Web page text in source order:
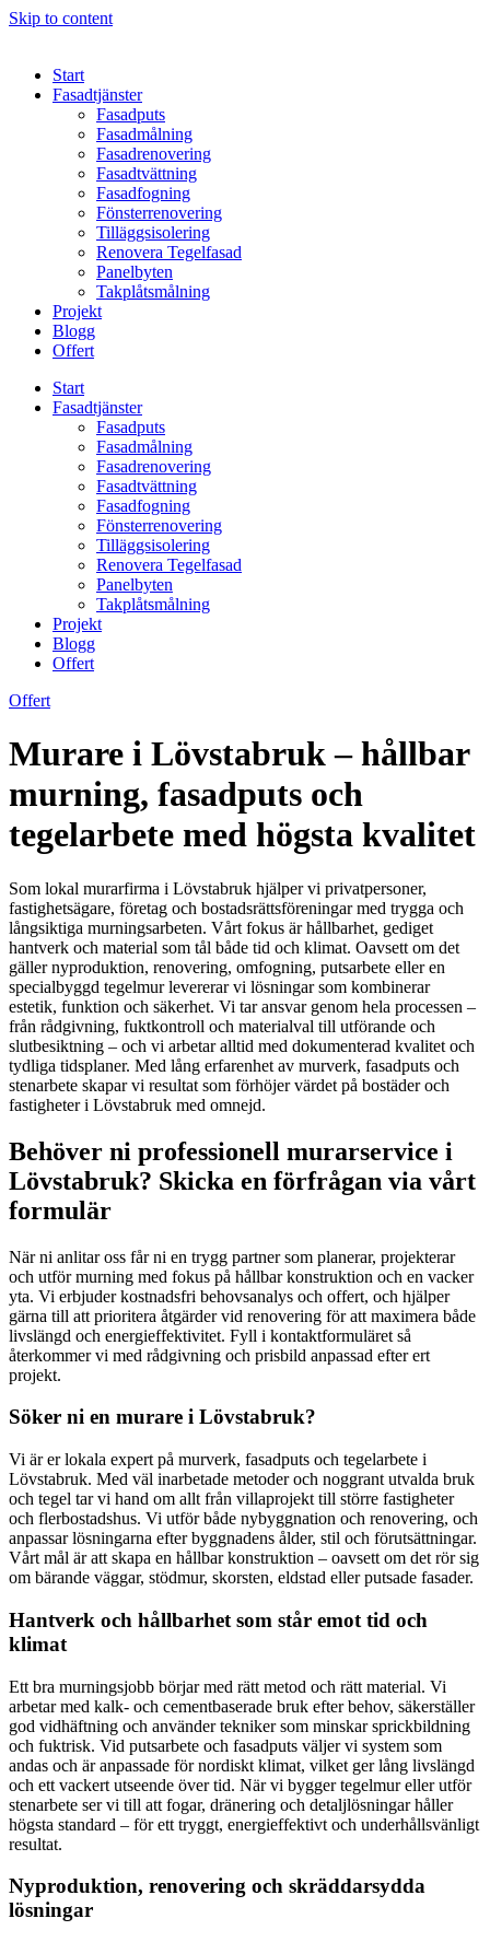
Skip to content
Start
Fasadtjänster
Fasadputs
Fasadmålning
Fasadrenovering
Fasadtvättning
Fasadfogning
Fönsterrenovering
Tilläggsisolering
Renovera Tegelfasad
Panelbyten
Takplåtsmålning
Projekt
Blogg
Offert
Start
Fasadtjänster
Fasadputs
Fasadmålning
Fasadrenovering
Fasadtvättning
Fasadfogning
Fönsterrenovering
Tilläggsisolering
Renovera Tegelfasad
Panelbyten
Takplåtsmålning
Projekt
Blogg
Offert
Offert
Murare i Lövstabruk – hållbar
murning, fasadputs och
tegelarbete med högsta kvalitet
Som lokal murarfirma i Lövstabruk hjälper vi privatpersoner,
fastighetsägare, företag och bostadsrättsföreningar med trygga och
långsiktiga murningsarbeten. Vårt fokus är hållbarhet, gediget
hantverk och material som tål både tid och klimat. Oavsett om det
gäller nyproduktion, renovering, omfogning, putsarbete eller en
specialbyggd tegelmur levererar vi lösningar som kombinerar
estetik, funktion och säkerhet. Vi tar ansvar genom hela processen –
från rådgivning, fuktkontroll och materialval till utförande och
slutbesiktning – och vi arbetar alltid med dokumenterad kvalitet och
tydliga tidsplaner. Med lång erfarenhet av murverk, fasadputs och
stenarbete skapar vi resultat som förhöjer värdet på bostäder och
fastigheter i Lövstabruk med omnejd.
Behöver ni professionell murarservice i
Lövstabruk? Skicka en förfrågan via vårt
formulär
När ni anlitar oss får ni en trygg partner som planerar, projekterar
och utför murning med fokus på hållbar konstruktion och en vacker
yta. Vi erbjuder kostnadsfri behovsanalys och offert, och hjälper
gärna till att prioritera åtgärder vid renovering för att maximera både
livslängd och energieffektivitet. Fyll i kontaktformuläret så
återkommer vi med rådgivning och prisbild anpassad efter ert
projekt.
Söker ni en murare i Lövstabruk?
Vi är er lokala expert på murverk, fasadputs och tegelarbete i
Lövstabruk. Med väl inarbetade metoder och noggrant utvalda bruk
och tegel tar vi hand om allt från villaprojekt till större fastigheter
och flerbostadshus. Vi utför både nybyggnation och renovering, och
anpassar lösningarna efter byggnadens ålder, stil och förutsättningar.
Vårt mål är att skapa en hållbar konstruktion – oavsett om det rör sig
om bärande väggar, stödmur, skorsten, eldstad eller putsade fasader.
Hantverk och hållbarhet som står emot tid och
klimat
Ett bra murningsjobb börjar med rätt metod och rätt material. Vi
arbetar med kalk- och cementbaserade bruk efter behov, säkerställer
god vidhäftning och använder tekniker som minskar sprickbildning
och fuktrisk. Vid putsarbete och fasadputs väljer vi system som
andas och är anpassade för nordiskt klimat, vilket ger lång livslängd
och ett vackert utseende över tid. När vi bygger tegelmur eller utför
stenarbete ser vi till att fogar, dränering och detaljlösningar håller
högsta standard – för ett tryggt, energieffektivt och underhållsvänligt
resultat.
Nyproduktion, renovering och skräddarsydda
lösningar